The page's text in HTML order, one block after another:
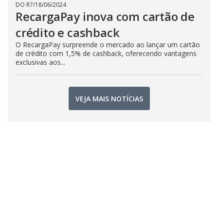
DO R7/18/06/2024
RecargaPay inova com cartão de
crédito e cashback
O RecargaPay surpreende o mercado ao lançar um cartão
de crédito com 1,5% de cashback, oferecendo vantagens
exclusivas aos...
VEJA MAIS NOTÍCIAS